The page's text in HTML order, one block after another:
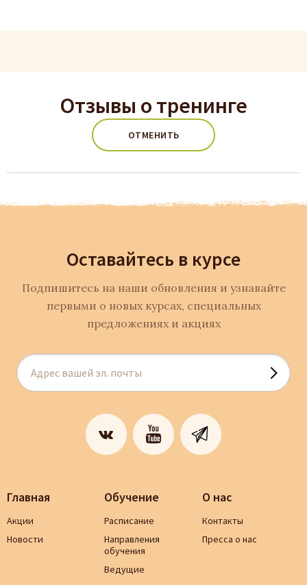
Отзывы о тренинге
ОТМЕНИТЬ
Оставайтесь в курсе
Подпишитесь на наши обновления и узнавайте
первыми о новых курсах, специальных
предложениях и акциях
Главная
Акции
Новости
Обучение
Расписание
Направления
обучения
Ведущие
О нас
Контакты
Пресса о нас